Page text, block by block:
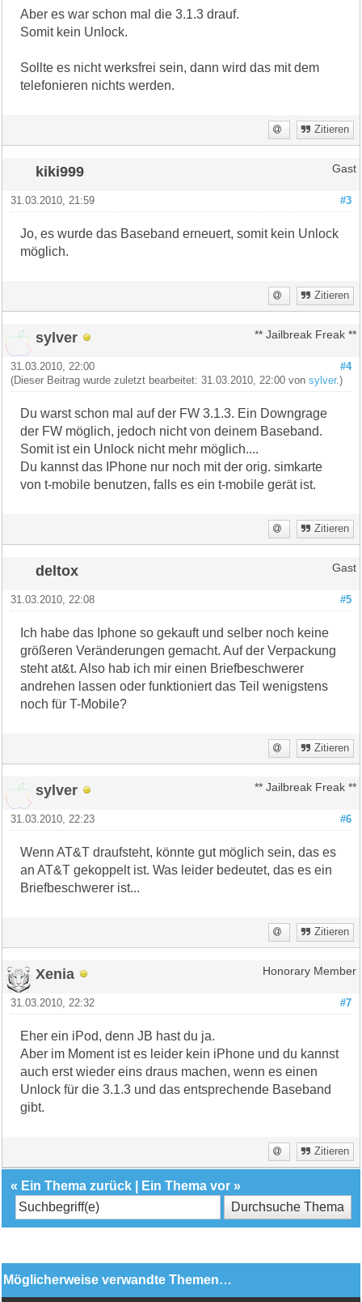
Aber es war schon mal die 3.1.3 drauf.
Somit kein Unlock.
Sollte es nicht werksfrei sein, dann wird das mit dem
telefonieren nichts werden.
Zitieren
kiki999 Gast
#3
31.03.2010, 21:59
Jo, es wurde das Baseband erneuert, somit kein Unlock
möglich.
Zitieren
sylver ** Jailbreak Freak **
#4
31.03.2010, 22:00
(Dieser Beitrag wurde zuletzt bearbeitet: 31.03.2010, 22:00 vonsylver.)
Du warst schon mal auf der FW 3.1.3. Ein Downgrage
der FW möglich, jedoch nicht von deinem Baseband.
Somit ist ein Unlock nicht mehr möglich....
Du kannst das IPhone nur noch mit der orig. simkarte
von t-mobile benutzen, falls es ein t-mobile gerät ist.
Zitieren
deltox Gast
#5
31.03.2010, 22:08
Ich habe das Iphone so gekauft und selber noch keine
größeren Veränderungen gemacht. Auf der Verpackung
steht at&t. Also hab ich mir einen Briefbeschwerer
andrehen lassen oder funktioniert das Teil wenigstens
noch für T-Mobile?
Zitieren
sylver ** Jailbreak Freak **
#6
31.03.2010, 22:23
Wenn AT&T draufsteht, könnte gut möglich sein, das es
an AT&T gekoppelt ist. Was leider bedeutet, das es ein
Briefbeschwerer ist...
Zitieren
Xenia Honorary Member
#7
31.03.2010, 22:32
Eher ein iPod, denn JB hast du ja.
Aber im Moment ist es leider kein iPhone und du kannst
auch erst wieder eins draus machen, wenn es einen
Unlock für die 3.1.3 und das entsprechende Baseband
gibt.
Zitieren
« Ein Thema zurück Ein Thema vor »
Möglicherweise verwandte Themen…